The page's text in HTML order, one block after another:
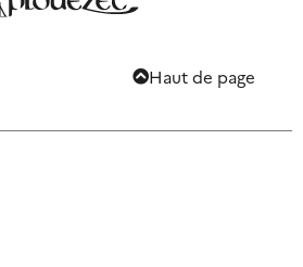
Haut de page